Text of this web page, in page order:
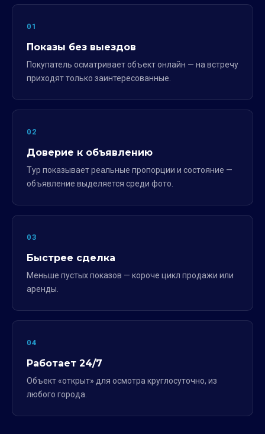
01
Показы без выездов
Покупатель осматривает объект онлайн — на встречу
приходят только заинтересованные.
02
Доверие к объявлению
Тур показывает реальные пропорции и состояние —
объявление выделяется среди фото.
03
Быстрее сделка
Меньше пустых показов — короче цикл продажи или
аренды.
04
Работает 24/7
Объект «открыт» для осмотра круглосуточно, из
любого города.